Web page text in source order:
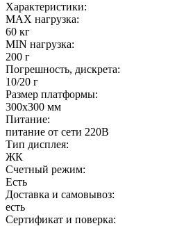
Характеристики:
MAX нагрузка:
60 кг
MIN нагрузка:
200 г
Погрешность, дискрета:
10/20 г
Размер платформы:
300х300 мм
Питание:
питание от сети 220В
Тип дисплея:
ЖК
Счетный режим:
Есть
Доставка и самовывоз:
есть
Сертификат и поверка: